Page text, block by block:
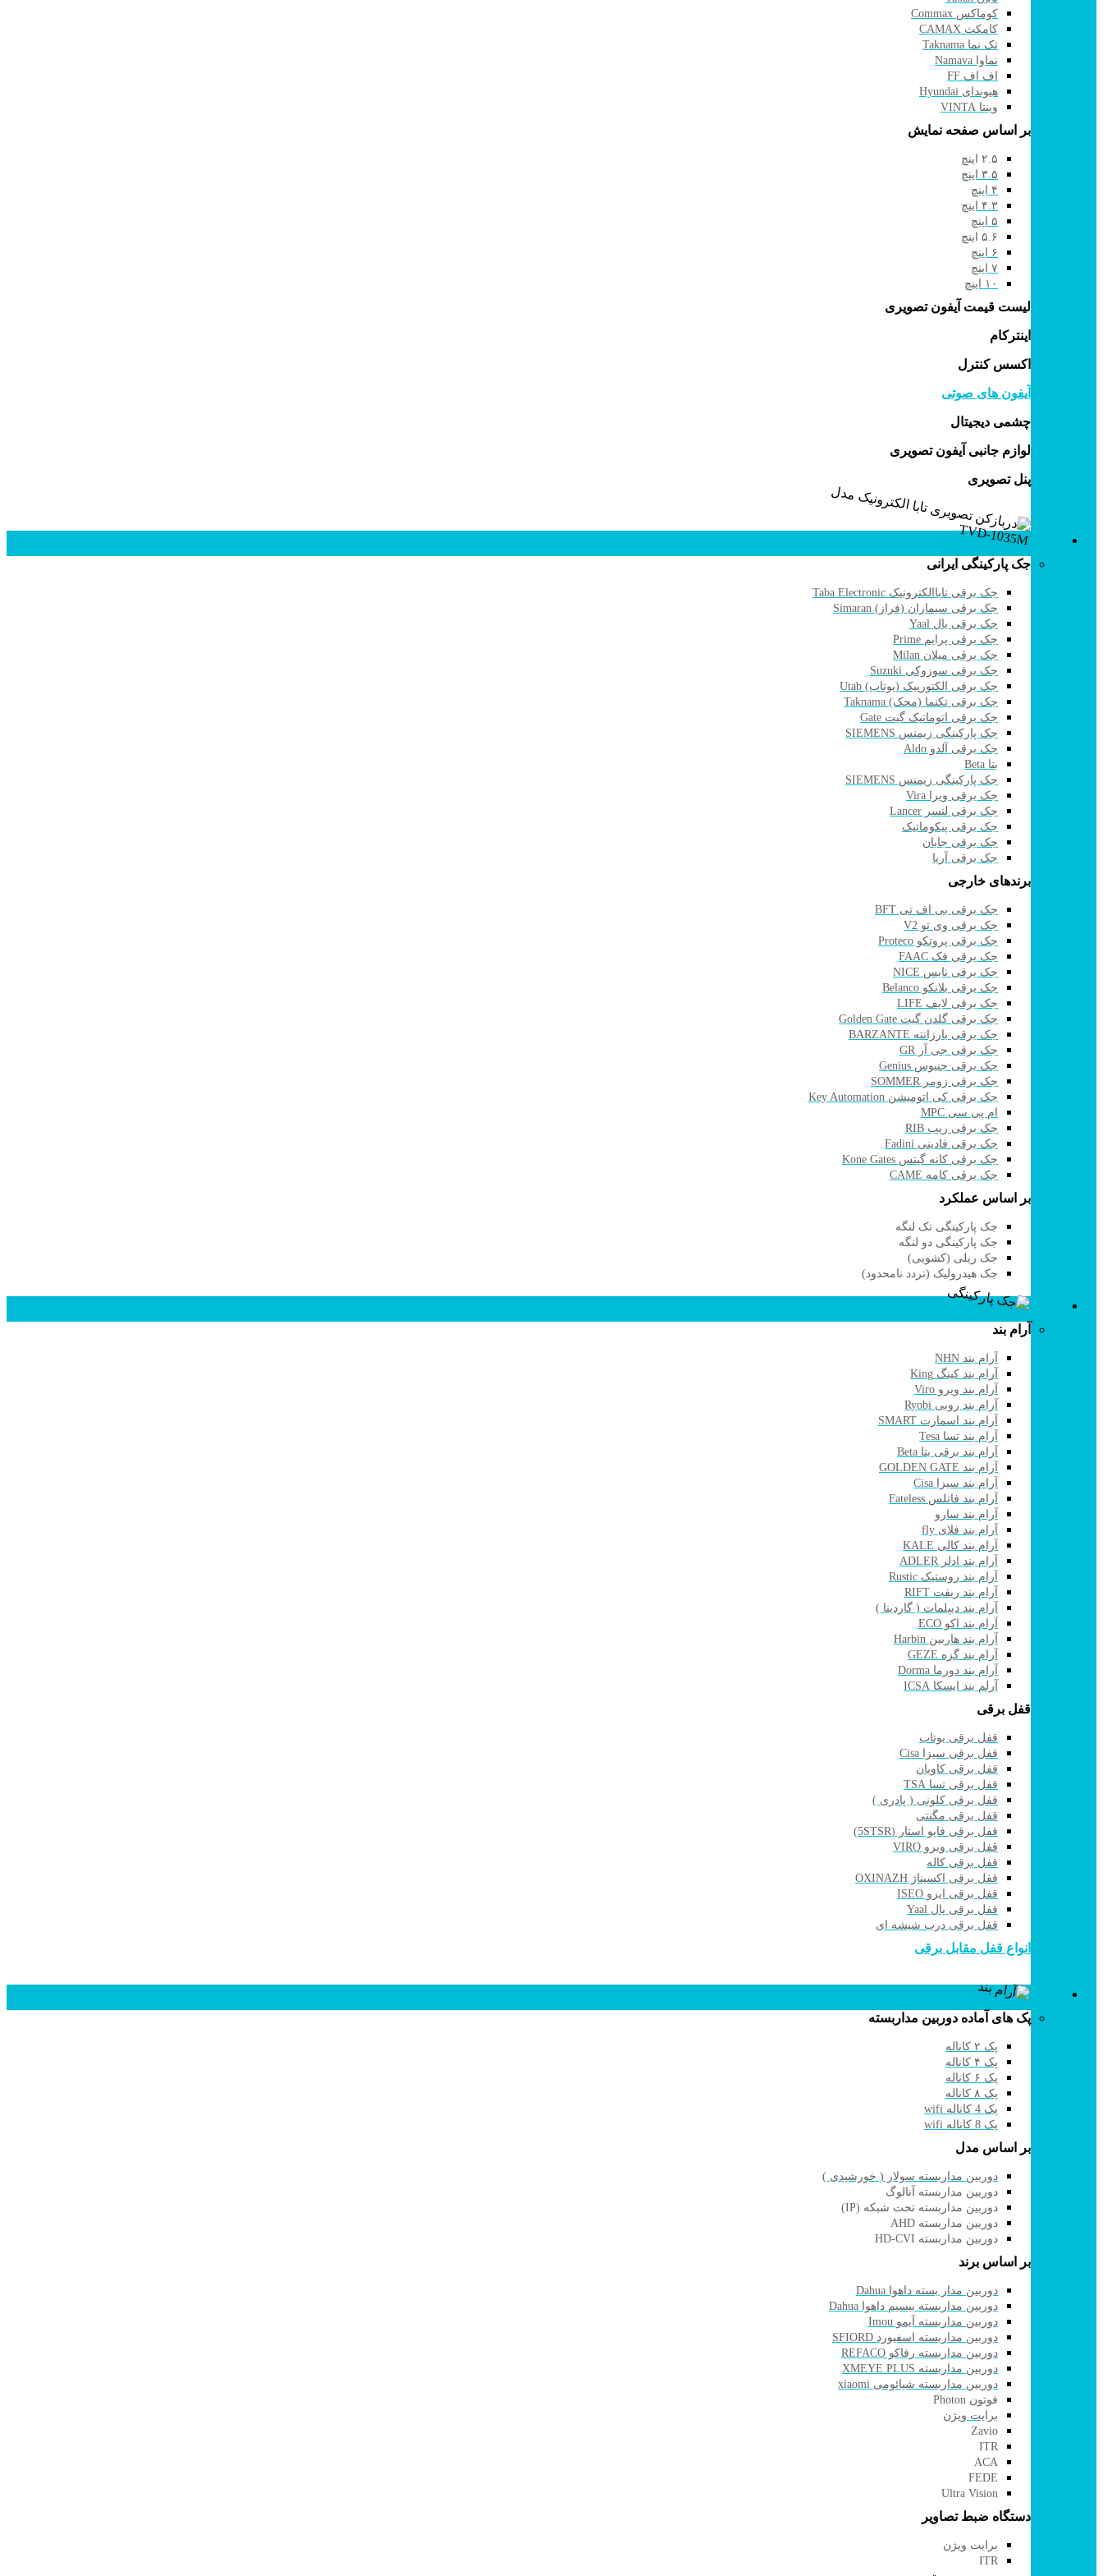
کوماکس Commax
کامکث CAMAX
تک نما Taknama
نماوا Namava
اف اف FF
هیوندای Hyundai
وینتا VINTA
بر اساس صفحه نمایش
۲.۵ اینچ
۳.۵ اینچ
۴ اینچ
۴.۳ اینچ
۵ اینچ
۵.۶ اینچ
۶ اینچ
۷ اینچ
۱۰ اینچ
لیست قیمت آیفون تصویری
اینترکام
اکسس کنترل
آیفون های صوتی
چشمی دیجیتال
لوازم جانبی آیفون تصویری
پنل تصویری
جک پارکینگی
جک پارکینگی ایرانی
جک برقی تاباالکترونیک Taba Electronic
جک برقی سیماران (فراز) Simaran
جک برقی یال Yaal
جک برقی پرایم Prime
جک برقی میلان Milan
جک برقی سوزوکی Suzuki
جک برقی الکتورپیک (یوتاب) Utab
جک برقی تکنما (محک) Taknama
جک برقی اتوماتیک گیت Gate
جک پارکینگی زیمنس SIEMENS
جک برقی آلدو Aldo
بتا Beta
جک پارکینگی زیمنس SIEMENS
جک برقی ویرا Vira
جک برقی لنسر Lancer
جک برقی پیکوماتیک
جک برقی جابان
جک برقی آریا
برندهای خارجی
جک برقی بی اف تی BFT
جک برقی وی تو V2
جک برقی پروتکو Proteco
جک برقی فک FAAC
جک برقی نایس NICE
جک برقی بلانکو Belanco
جک برقی لایف LIFE
جک برقی گلدن گیت Golden Gate
جک برقی بارزانته BARZANTE
جک برقی جی آر GR
جک برقی جنیوس Genius
جک برقی زومر SOMMER
جک برقی کی اتومیشن Key Automation
ام پی سی MPC
جک برقی ریب RIB
جک برقی فادینی Fadini
جک برقی کانه گیتس Kone Gates
جک برقی کامه CAME
بر اساس عملکرد
جک پارکینگی تک لنگه
جک پارکینگی دو لنگه
جک ریلی (کشویی)
جک هیدرولیک (تردد نامحدود)
قفل برقی و آرام بند
آرام بند
آرام بند NHN
آرام بند کینگ King
آرام بند ویرو Viro
آرام بند روبی Ryobi
آرام بند اسمارت SMART
آرام بند تسا Tesa
آرام بند برقی بتا Beta
آرام بند GOLDEN GATE
آرام بند سیزا Cisa
آرام بند فاتلس Fateless
آرام بند سارو
آرام بند فلای fly
آرام بند کالی KALE
آرام بند ادلر ADLER
آرام بند روستیک Rustic
آرام بند ریفت RIFT
آرام بند دیپلمات ( گاردینا )
آرام بند اکو ECO
آرام بند هاربین Harbin
آرام بند گزه GEZE
آرام بند دورما Dorma
آرلم بند ایسکا ICSA
قفل برقی
قفل برقی یوتاب
قفل برقی سیزا Cisa
قفل برقی کاویان
قفل برقی تسا TSA
قفل برقی کلونی ( پادری )
قفل برقی مگنتی
قفل برقی فایو استار (5STSR)
قفل برقی ویرو VIRO
قفل برقی کاله
قفل برقی اکسیناژ OXINAZH
قفل برقی ایزو ISEO
قفل برقی یال Yaal
قفل برقی درب شیشه ای
انواع قفل مقابل برقی
دوربین مداربسته
پک های آماده دوربین مداربسته
پک ۲ کاناله
پک ۴ کاناله
پک ۶ کاناله
پک ۸ کاناله
پک 4 کاناله wifi
پک 8 کاناله wifi
بر اساس مدل
دوربین مداربسته سولار ( خورشیدی )
دوربین مداربسته آنالوگ
دوربین مداربسته تحت شبکه (IP)
دوربین مداربسته AHD
دوربین مداربسته HD-CVI
بر اساس برند
دوربین مدار بسته داهوا Dahua
دوربین مداربسته بیسیم داهوا Dahua
دوربین مداربسته آیمو Imou
دوربین مداربسته اسفیورد SFIORD
دوربین مداربسته رفاکو REFACO
دوربین مداربسته XMEYE PLUS
دوربین مداربسته شیائومی xiaomi
فوتون Photon
برایت ویژن
Zavio
ITR
ACA
FEDE
Ultra Vision
دستگاه ضبط تصاویر
برایت ویژن
ITR